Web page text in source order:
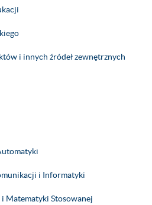
i innych źródeł zewnętrznych
i Informatyki
Matematyki Stosowanej